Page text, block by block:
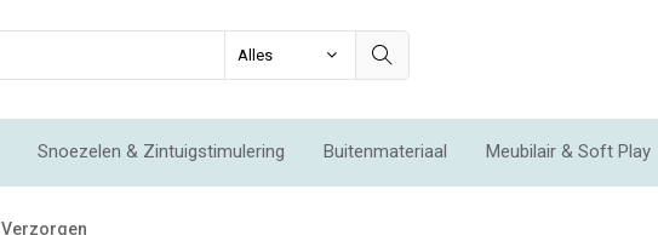
Snoezelen & Zintuigstimulering Buitenmateriaal Meubilair & Soft Play
Sensorische Integratie & Beweging
Verzorgen